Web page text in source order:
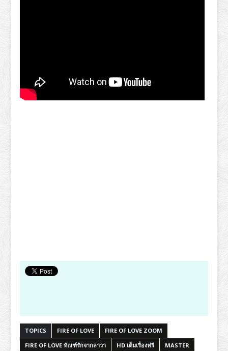
TOPICS FIRE OF LOVE
FIRE OF LOVE ZOOM
FIRE OF LOVE ทัณฑ์รักจากลาวา
HD เต็มเรื่องฟรี
MASTER